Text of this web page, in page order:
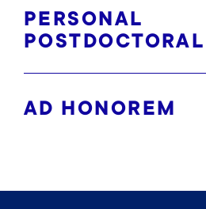
PERSONAL
POSTDOCTORAL
AD HONOREM